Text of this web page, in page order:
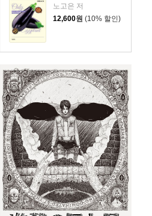
노고은 저
12,600원 (10% 할인)